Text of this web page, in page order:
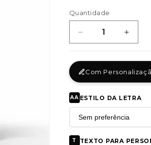
Quantidade
Diminuir
a
de
Mala
Kameleon
Personalizada
Aventuras
a
de
Mala
Com
AA ESTILO DA LETRA
T TEXTO PARA